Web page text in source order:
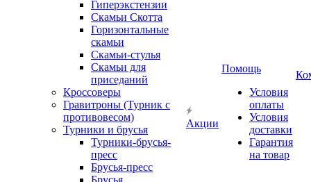
Гиперэкстензии
Скамьи Скотта
Горизонтальные
скамьи
Скамьи-стулья
Скамьи для
приседаний
Кроссоверы
Гравитроны (Турник с
противовесом)
Турники и брусья
Турники-брусья-
пресс
Брусья-пресс
Брусья
Акции
Помощь
Условия
оплаты
Условия
доставки
Гарантия
на товар